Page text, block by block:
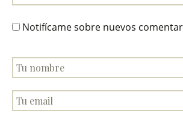
Notifícame sobre nuevos